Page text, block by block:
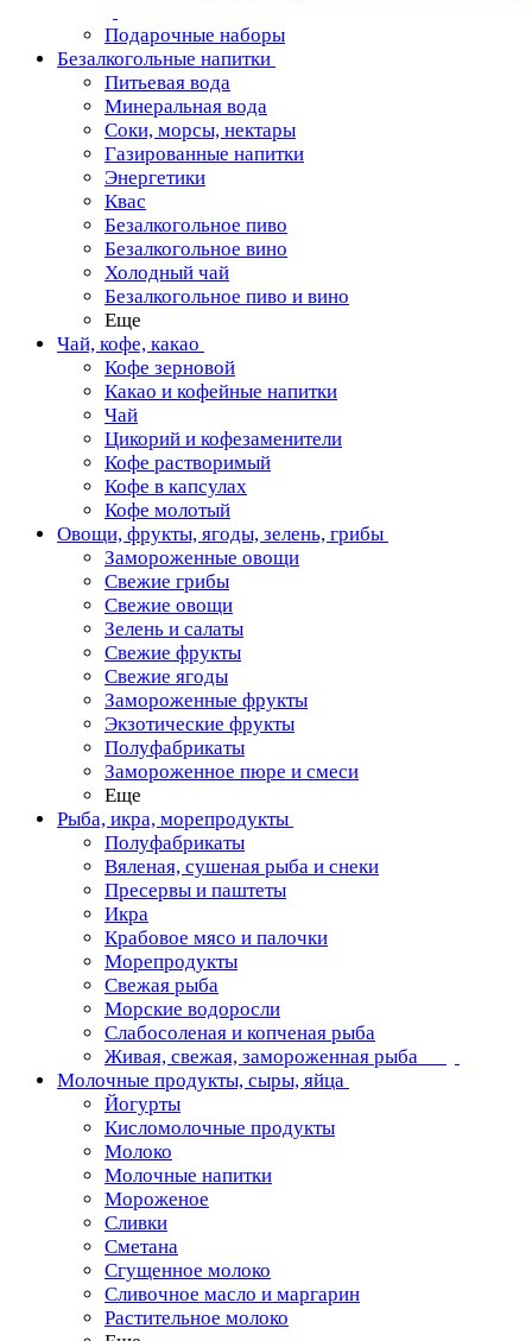
Подарочные наборы
Безалкогольные напитки
Питьевая вода
Минеральная вода
Соки, морсы, нектары
Газированные напитки
Энергетики
Квас
Безалкогольное пиво
Безалкогольное вино
Холодный чай
Безалкогольное пиво и вино
Еще
Чай, кофе, какао
Кофе зерновой
Какао и кофейные напитки
Чай
Цикорий и кофезаменители
Кофе растворимый
Кофе в капсулах
Кофе молотый
Овощи, фрукты, ягоды, зелень, грибы
Замороженные овощи
Свежие грибы
Свежие овощи
Зелень и салаты
Свежие фрукты
Свежие ягоды
Замороженные фрукты
Экзотические фрукты
Полуфабрикаты
Замороженное пюре и смеси
Еще
Рыба, икра, морепродукты
Полуфабрикаты
Вяленая, сушеная рыба и снеки
Пресервы и паштеты
Икра
Крабовое мясо и палочки
Морепродукты
Свежая рыба
Морские водоросли
Слабосоленая и копченая рыба
Живая, свежая, замороженная рыба
Молочные продукты, сыры, яйца
Йогурты
Кисломолочные продукты
Молоко
Молочные напитки
Мороженое
Сливки
Сметана
Сгущенное молоко
Сливочное масло и маргарин
Растительное молоко